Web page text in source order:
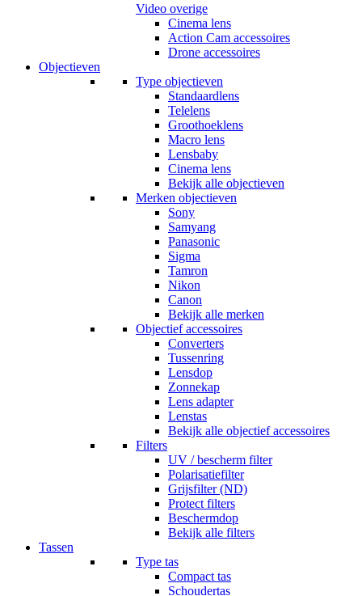
Video overige
Cinema lens
Action Cam accessoires
Drone accessoires
Objectieven
Type objectieven
Standaardlens
Telelens
Groothoeklens
Macro lens
Lensbaby
Cinema lens
Bekijk alle objectieven
Merken objectieven
Sony
Samyang
Panasonic
Sigma
Tamron
Nikon
Canon
Bekijk alle merken
Objectief accessoires
Converters
Tussenring
Lensdop
Zonnekap
Lens adapter
Lenstas
Bekijk alle objectief accessoires
Filters
UV / bescherm filter
Polarisatiefilter
Grijsfilter (ND)
Protect filters
Beschermdop
Bekijk alle filters
Tassen
Type tas
Compact tas
Schoudertas